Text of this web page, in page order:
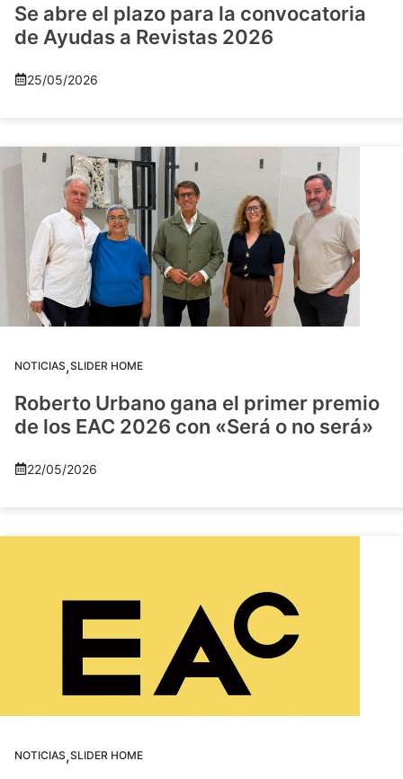
Se abre el plazo para la convocatoria
de Ayudas a Revistas 2026
25/05/2026
NOTICIAS,SLIDER HOME
Roberto Urbano gana el primer premio
de los EAC 2026 con «Será o no será»
22/05/2026
NOTICIAS,SLIDER HOME